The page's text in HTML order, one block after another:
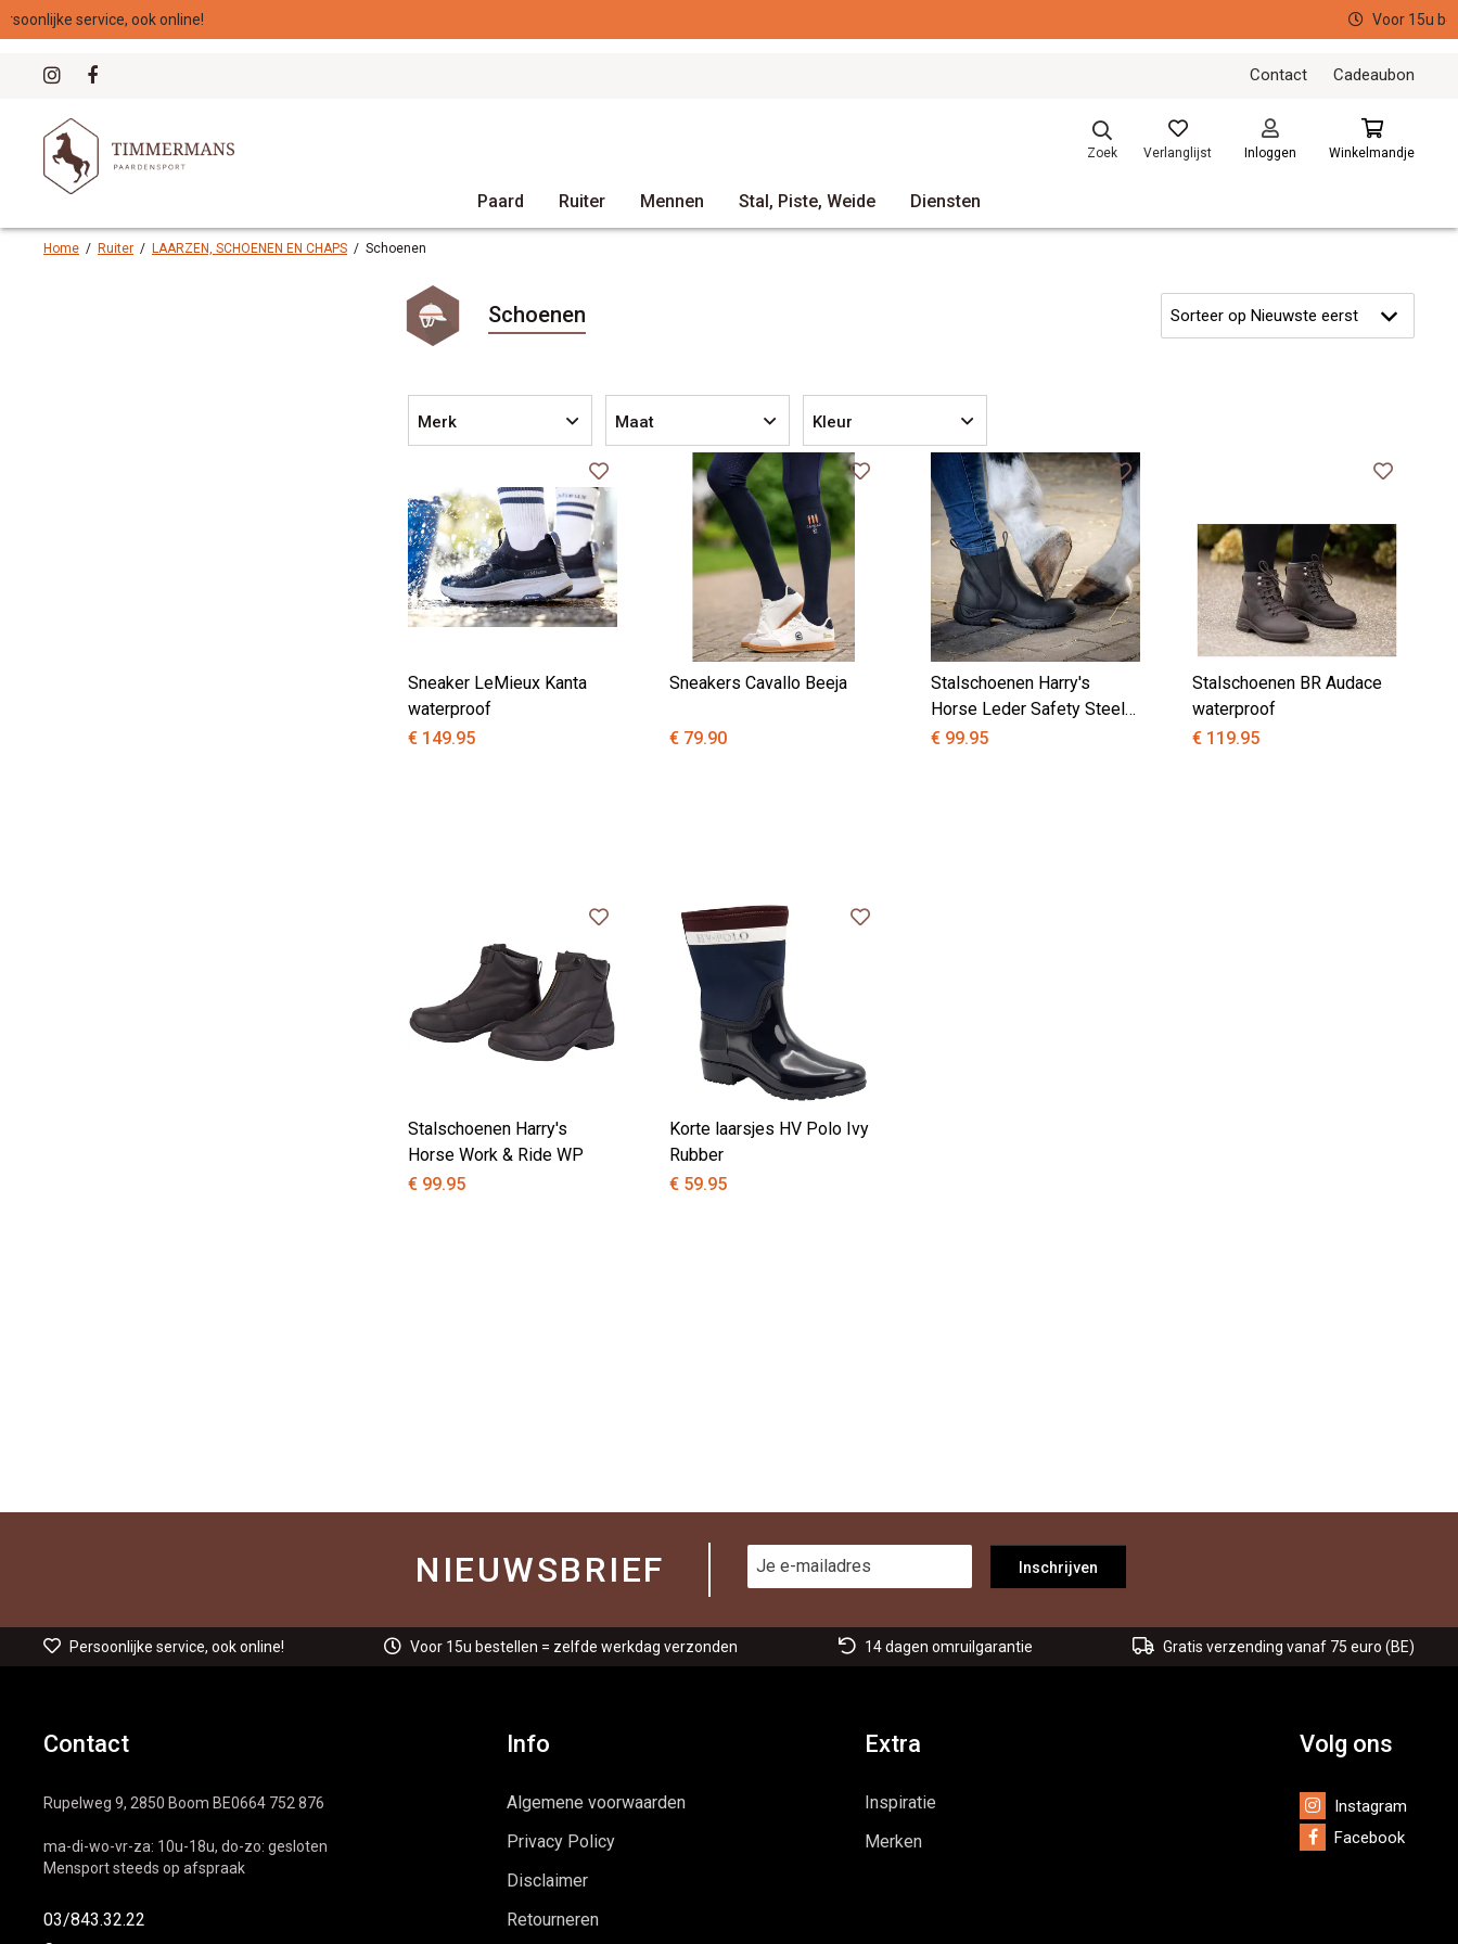
Contact Cadeaubon
Zoek Verlanglijst Inloggen Winkelmandje
Paard Ruiter Mennen Stal, Piste, Weide Diensten
Home / Ruiter / LAARZEN, SCHOENEN EN CHAPS / Schoenen
Schoenen
Merk Maat Kleur
Sneaker LeMieux Kanta
waterproof
€ 149.95
Sneakers Cavallo Beeja
€ 79.90
Stalschoenen Harry's
Horse Leder Safety Steel
Toe
€ 99.95
Stalschoenen BR Audace
waterproof
€ 119.95
Stalschoenen Harry's
Horse Work & Ride WP
€ 99.95
Korte laarsjes HV Polo Ivy
Rubber
€ 59.95
NIEUWSBRIEF Inschrijven
Persoonlijke service, ook online! Voor 15u bestellen = zelfde werkdag verzonden 14 dagen omruilgarantie Gratis verzending vanaf 75 euro (BE)
Contact
Rupelweg 9, 2850 Boom BE0664 752 876
ma-di-wo-vr-za: 10u-18u, do-zo: gesloten
Mensport steeds op afspraak
03/843.32.22
Info
Algemene voorwaarden
Privacy Policy
Disclaimer
Retourneren
Extra
Inspiratie
Merken
Volg ons
Instagram
Facebook